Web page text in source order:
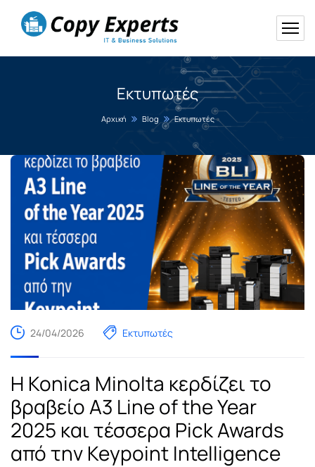
Εκτυπωτές
Αρχική Blog Εκτυπωτές
24/04/2026 Εκτυπωτές
Η Konica Minolta κερδίζει το
βραβείο A3 Line of the Year
2025 και τέσσερα Pick Awards
από την Keypoint Intelligence